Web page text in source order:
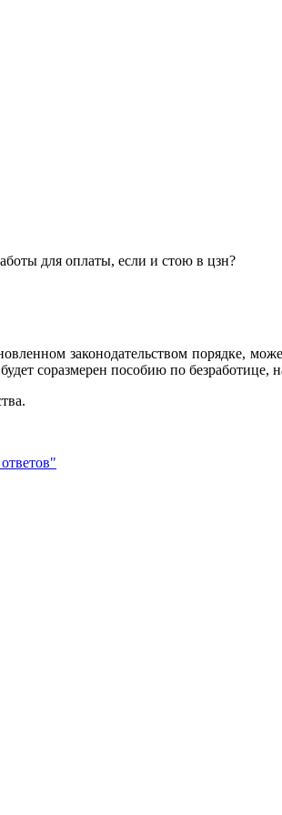
для оплаты, если и стою в цзн?
законодательством порядке,
соразмерен пособию по безработице,